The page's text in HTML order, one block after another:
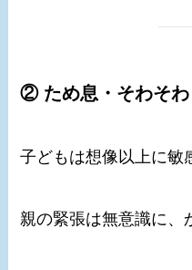
② ため息・そわそわ
子どもは想像以上に敏
親の緊張は無意識に、